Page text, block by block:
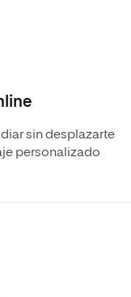
sin desplazarte
personalizado